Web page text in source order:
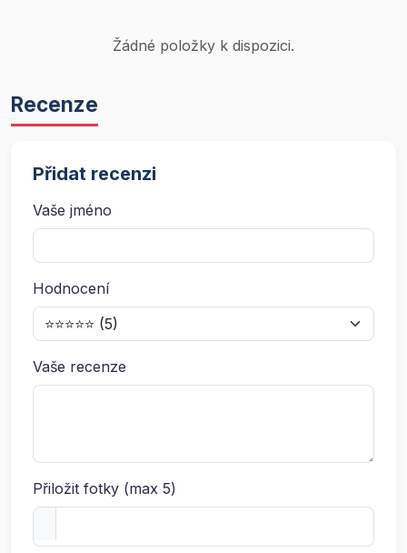
Žádné položky k dispozici.
Recenze
Přidat recenzi
Vaše jméno
Hodnocení
Vaše recenze
Přiložit fotky (max 5)